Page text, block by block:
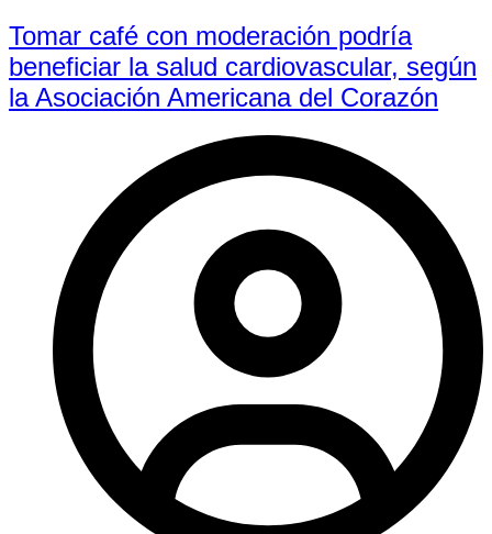
Tomar café con moderación podría
beneficiar la salud cardiovascular, según
la Asociación Americana del Corazón